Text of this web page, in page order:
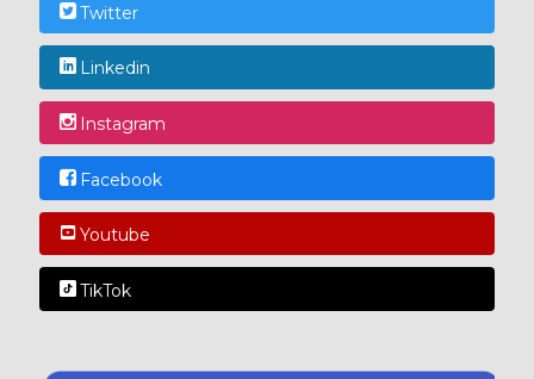
Twitter
Linkedin
Instagram
Facebook
Youtube
TikTok